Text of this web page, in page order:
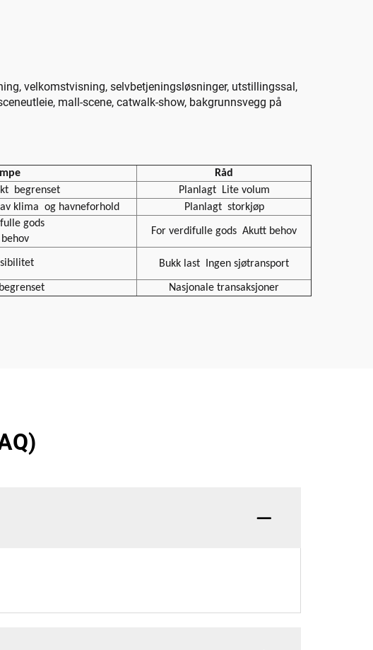
velkomstvisning, selvbetjeningsløsninger, utstillingssal,
mall-scene, catwalk-show, bakgrunnsvegg på
Råd
begrenset Planlagt
Lite volum
klima og havneforhold Planlagt storkjøp
gods
For verdifulle gods Akutt behov
Bukk last Ingen sjøtransport
Nasjonale transaksjoner